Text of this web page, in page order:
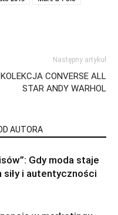
Następny artykuł
KOLEKCJA CONVERSE ALL
STAR ANDY WARHOL
AUTORA
Gdy moda staje
i autentyczności